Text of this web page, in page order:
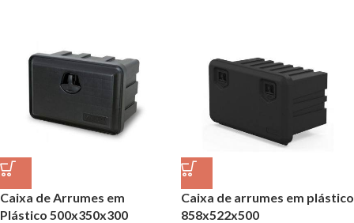
Caixa de Arrumes em
Plástico 500x350x300
Caixa de arrumes em plástico
858x522x500